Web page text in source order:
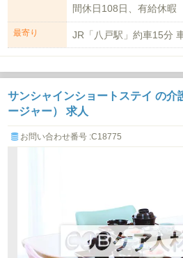
間休日108日、有給休暇
最寄り JR「八戸駅」約車15分
サンシャインショートステイ の介
ージャー） 求人
お問い合わせ番号 :C18775